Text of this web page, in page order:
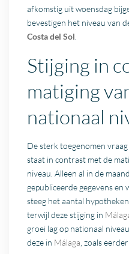
afkomstig uit woensdag
bevestigen het niveau van
Costa del Sol
Stijging in
matiging
nationaal
De sterk toegenomen
staat in contrast met de
niveau. Alleen al in de
gepubliceerde gegevens en
steeg het aantal
terwijl deze stijging in
groei lag op nationaal
deze in Málaga , zoals